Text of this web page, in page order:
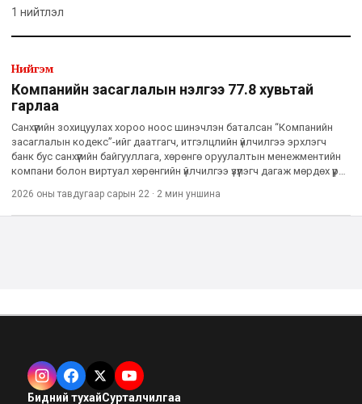
1 нийтлэл
Нийгэм
Компанийн засаглалын үнэлгээ 77.8 хувьтай
гарлаа
Санхүүгийн зохицуулах хороо ноос шинэчлэн баталсан “Компанийн
засаглалын кодекс”-ийг даатгагч, итгэлцлийн үйлчилгээ эрхлэгч
банк бус санхүүгийн байгууллага, хөрөнгө оруулалтын менежментийн
компани болон виртуал хөрөнгийн үйлчилгээ үзүүлэгч дагаж мөрдөх үүрэг
2026 оны тавдугаар сарын 22 · 2 мин уншина
Бидний тухайСурталчилгаа